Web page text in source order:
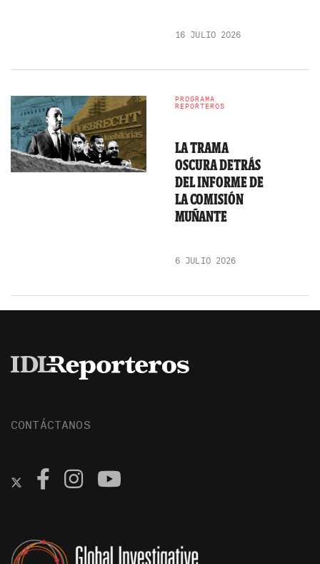
16 JULIO 2026
PROGRAMA
REPORTEROS
LA TRAMA
OSCURA DETRÁS
DEL INFORME DE
LA COMISIÓN
MUÑANTE
6 JULIO 2026
CONTÁCTANOS